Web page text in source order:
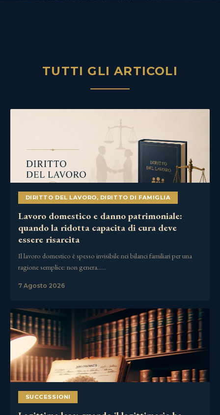
TUTTI GLI ARTICOLI
DIRITTO DEL LAVORO, DIRITTO DI FAMIGLIA
Lavoro domestico e danno patrimoniale:
quando la ridotta capacita di cura deve
essere risarcita
Il lavoro domestico è spesso invisibile nei bilanci familiari per una
ragione semplice: non genera……
7 Agosto 2026
SUCCESSIONI